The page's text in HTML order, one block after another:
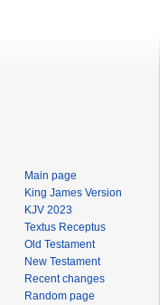
Main page
King James Version
KJV 2023
Textus Receptus
Old Testament
New Testament
Recent changes
Random page